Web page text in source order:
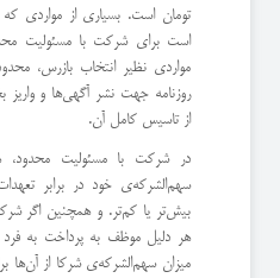
تومان است. بسیاری از مواردی
است برای شرکت با مسئولیت
مواردی نظیر انتخاب بازرس،
روزنامه جهت نشر آگهی‌ها و
از تاسیس کامل آن.
در شرکت با مسئولیت محدود،
سهم‌الشرکه‌ی خود در برابر
بیش‌تر یا کم‌تر. و همچنین اگر
هر دلیل موظف به پرداخت به فرد
میزان سهم‌الشرکه‌ی شرکا از آن‌ها